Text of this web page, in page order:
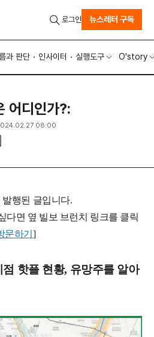
과 판단 인사이터 실행도구 O'story
로그인 뉴스레터 구독
어디인가?:
08:00
행된 글입니다.
다면 옆 빌보 브런치 링크를 클릭
문하기]
핫플 현황, 유망주를 알아